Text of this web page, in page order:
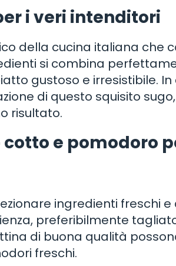
i veri intenditori
della cucina italiana che
si combina
gustoso e irresistibile.
di questo squisito sugo,
risultato.
e pomodoro
ingredienti freschi
preferibilmente
di buona qualità
freschi.